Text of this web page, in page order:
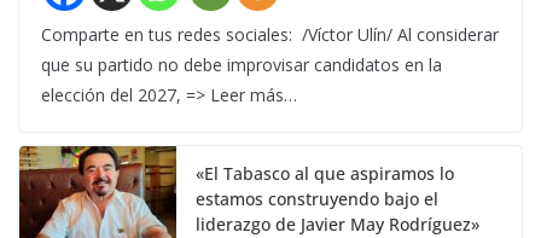
Comparte en tus redes sociales: /Víctor Ulín/ Al considerar
que su partido no debe improvisar candidatos en la
elección del 2027, => Leer más…
«El Tabasco al que aspiramos lo
estamos construyendo bajo el
liderazgo de Javier May Rodríguez»